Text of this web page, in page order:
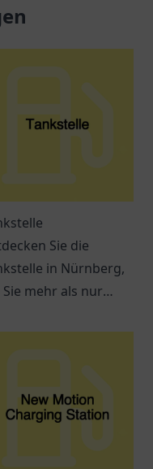
Sie die
in Nürnberg,
mehr als nur
und bequeme